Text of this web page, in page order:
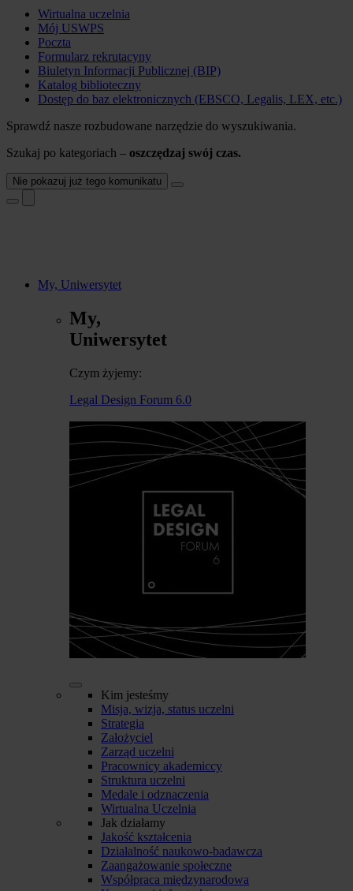
Wirtualna uczelnia
Mój USWPS
Poczta
Formularz rekrutacyny
Biuletyn Informacji Publicznej (BIP)
Katalog biblioteczny
Dostęp do baz elektronicznych (EBSCO, Legalis, LEX, etc.)
Sprawdź nasze rozbudowane narzędzie do wyszukiwania.
Szukaj po kategoriach – oszczędzaj swój czas.
Nie pokazuj już tego komunikatu
My, Uniwersytet
My,
Uniwersytet
Czym żyjemy:
Legal Design Forum 6.0
Kim jesteśmy
Misja, wizja, status uczelni
Strategia
Założyciel
Zarząd uczelni
Pracownicy akademiccy
Struktura uczelni
Medale i odznaczenia
Wirtualna Uczelnia
Jak działamy
Jakość kształcenia
Działalność naukowo-badawcza
Zaangażowanie społeczne
Współpraca międzynarodowa